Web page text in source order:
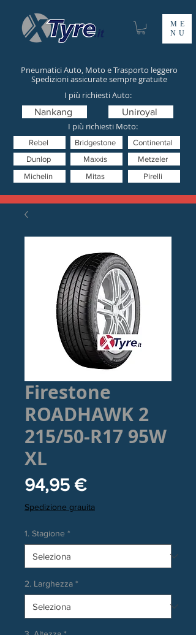
ME
NU
Pneumatici Auto, Moto e Trasporto leggero
Spedizioni assicurate sempre gratuite
I più richiesti Moto:
Mitas
Nankang
Pirelli
Uniroyal
Metzeler
Dunlop
Bridgestone Continental
Michelin
Rebel
I più richiesti Auto:
Maxxis
Firestone
ROADHAWK 2
215/50-R17 95W
XL
94,95 €Prezzo
Spedizione grauita
1. Stagione *
2. Larghezza *